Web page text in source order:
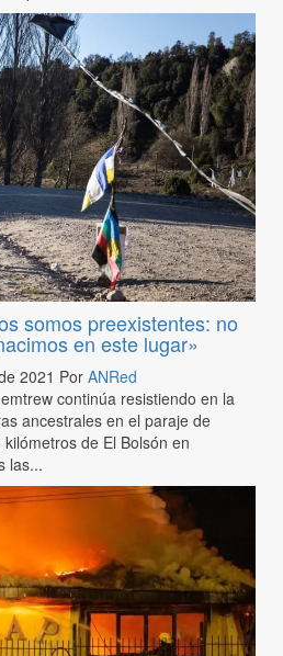
somos preexistentes: no
en este lugar»
2021 Por ANRed
continúa resistiendo en la
ancestrales en el paraje de
de El Bolsón en
las...